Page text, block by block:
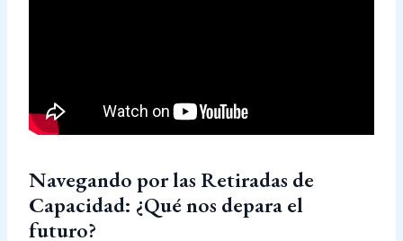
Navegando por las Retiradas de
Capacidad: ¿Qué nos depara el
futuro?